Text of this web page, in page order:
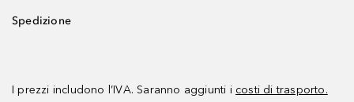
Spedizione
I prezzi includono l’IVA. Saranno aggiunti i costi di trasporto.